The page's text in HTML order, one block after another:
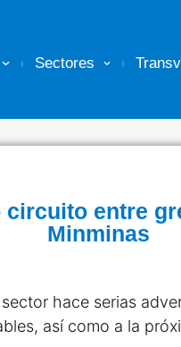
Sectores
entre
Minminas
hace serias
así como a la